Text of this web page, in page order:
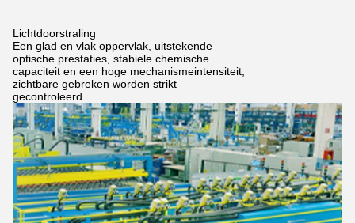
Lichtdoorstraling
Een glad en vlak oppervlak, uitstekende
optische prestaties, stabiele chemische
capaciteit en een hoge mechanismeintensiteit,
zichtbare gebreken worden strikt
gecontroleerd.